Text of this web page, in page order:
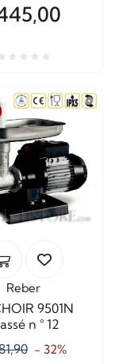
Reber
9501N
n ° 12
- 32%